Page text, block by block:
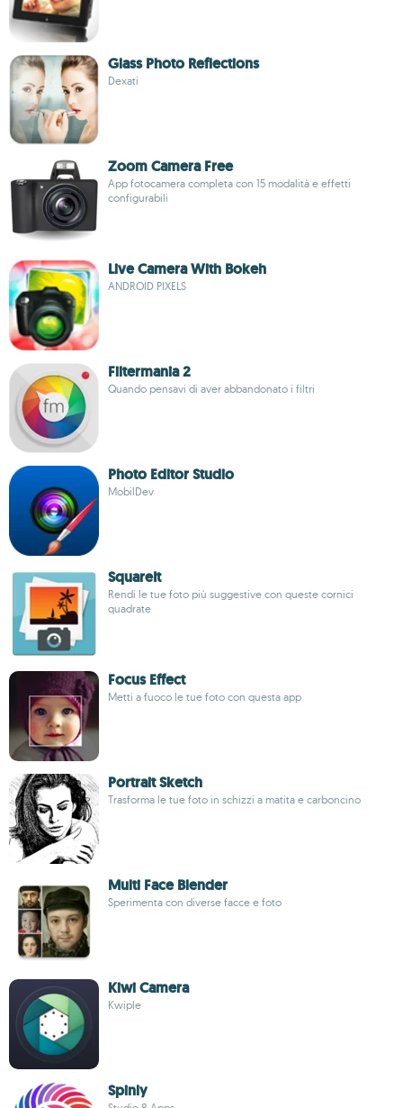
Glass Photo Reflections
Dexati
Zoom Camera Free
App fotocamera completa con 15 modalità e effetti
configurabili
Live Camera With Bokeh
ANDROID PIXELS
Filtermania 2
Quando pensavi di aver abbandonato i filtri
Photo Editor Studio
MobilDev
SquareIt
Rendi le tue foto più suggestive con queste cornici
quadrate
Focus Effect
Metti a fuoco le tue foto con questa app
Portrait Sketch
Trasforma le tue foto in schizzi a matita e carboncino
Multi Face Blender
Sperimenta con diverse facce e foto
Kiwi Camera
Kwiple
Spinly